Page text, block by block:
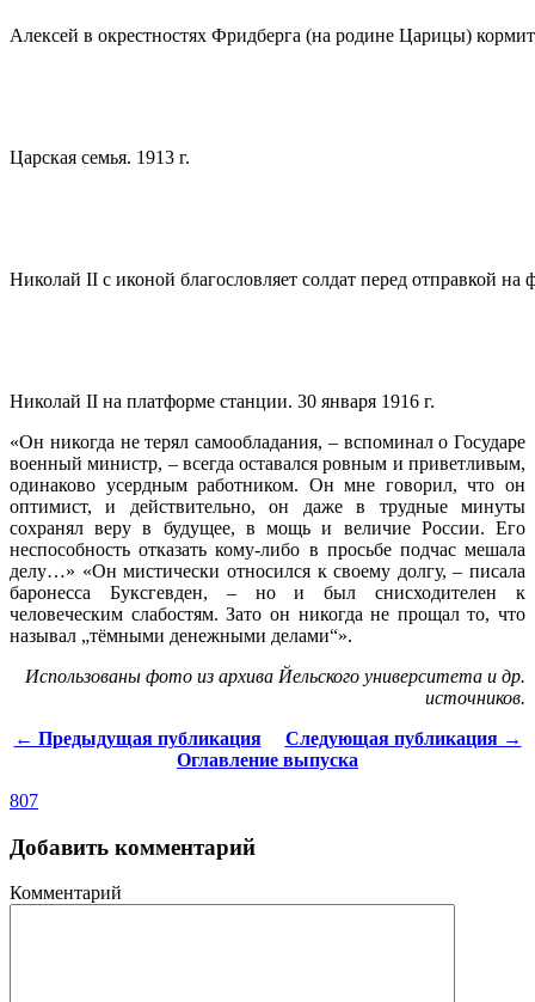
Алексей в окрестностях Фридберга (на родине Царицы) кормит
Царская семья. 1913 г.
Николай II с иконой благословляет солдат перед отправкой
Николай II на платформе станции. 30 января 1916 г.
«Он никогда не терял самообладания, – вспоминал о Государе
военный министр, – всегда оставался ровным и приветливым,
одинаково усердным работником. Он мне говорил, что он
оптимист, и действительно, он даже в трудные минуты
сохранял веру в будущее, в мощь и величие России. Его
неспособность отказать кому-либо в просьбе подчас мешала
делу…» «Он мистически относился к своему долгу, – писала
баронесса Буксгевден, – но и был снисходителен к
человеческим слабостям. Зато он никогда не прощал то, что
называл „тёмными денежными делами“».
Использованы фото из архива Йельского университета и др.
источников.
← Предыдущая публикация
Следующая публикация →
Оглавление выпуска
807
Добавить комментарий
Комментарий